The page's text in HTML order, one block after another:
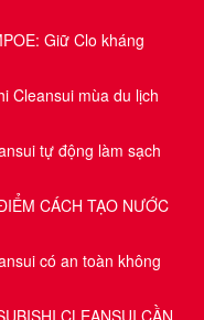
Giữ Clo kháng
Cleansui mùa du lịch
tự động làm sạch
CÁCH TẠO NƯỚC
có an toàn không
CLEANSUI CẦN